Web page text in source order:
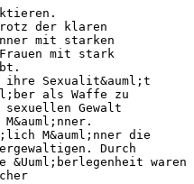
der klaren
mit starken
Frauen mit stark
ihre Sexualit&auml;t
als Waffe zu
sexuellen Gewalt
M&auml;nner die
Durch
waren